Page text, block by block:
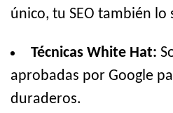
único, tu SEO también lo
Técnicas White Hat:
aprobadas por Google
duraderos.